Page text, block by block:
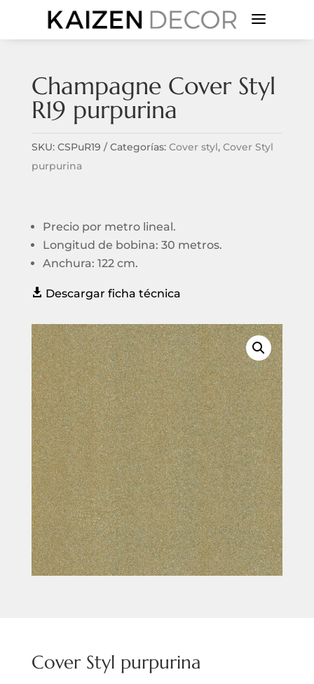
a
Champagne Cover Styl
R19 purpurina
SKU: CSPuR19 Categorías: Cover styl, Cover Styl
purpurina
Precio por metro lineal.
Longitud de bobina: 30 metros.
Anchura: 122 cm.
 Descargar ficha técnica
Cover Styl purpurina